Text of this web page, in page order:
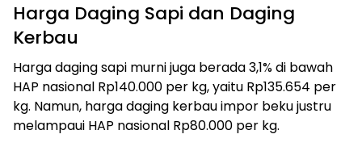
Harga Daging Sapi dan Daging
Kerbau
Harga daging sapi murni juga berada 3,1% di bawah
HAP nasional Rp140.000 per kg, yaitu Rp135.654 per
kg. Namun, harga daging kerbau impor beku justru
melampaui HAP nasional Rp80.000 per kg.